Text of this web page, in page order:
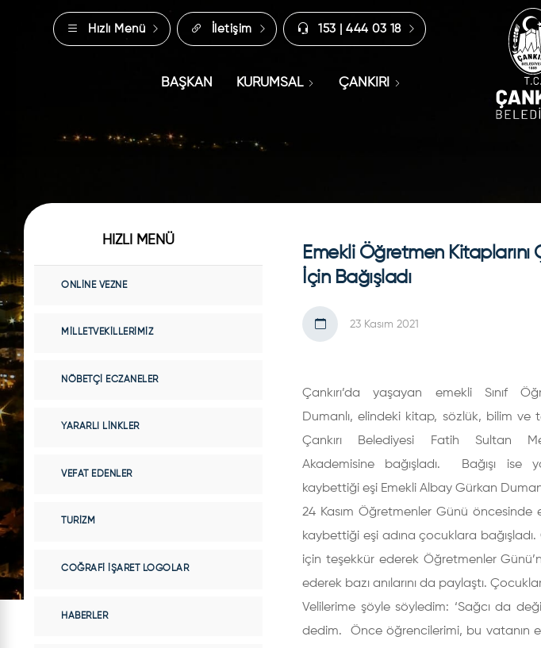
Hızlı Menü İletişim 153 | 444 03 18
BAŞKAN KURUMSAL ÇANKIRI
Emekli Öğretmen Kitaplarını
İçin Bağışladı
23 Kasım 2021
Çankırı’da yaşayan emekli Sınıf
Dumanlı, elindeki kitap, sözlük, bilim ve
Çankırı Belediyesi Fatih Sultan
Akademisine bağışladı. Bağışı ise
kaybettiği eşi Emekli Albay Gürkan
24 Kasım Öğretmenler Günü
kaybettiği eşi adına çocuklara
için teşekkür ederek Öğretmenler
ederek bazı anılarını da paylaştı.
Velilerime şöyle söyledim: ‘Sağcı da
dedim. Önce öğrencilerimi, bu vatanın
HIZLI MENÜ
ONLINE VEZNE
MILLETVEKILLERIMIZ
NÖBETÇI ECZANELER
YARARLI LINKLER
VEFAT EDENLER
TURIZM
COĞRAFI İŞARET LOGOLAR
HABERLER